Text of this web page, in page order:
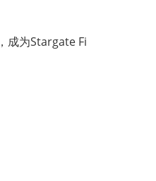
成为Stargate Fi